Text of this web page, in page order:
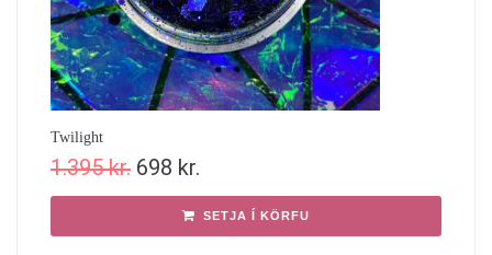
Twilight
1.395kr. 698 kr.
SETJA Í KÖRFU